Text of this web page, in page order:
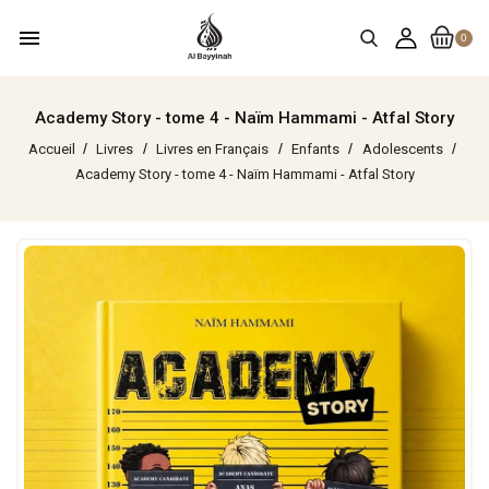
0
menu
Academy Story - tome 4 - Naïm Hammami - Atfal Story
Accueil Livres Livres en Français Enfants
Adolescents
Academy Story - tome 4 - Naïm Hammami - Atfal Story